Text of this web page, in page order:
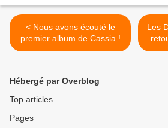
< Nous avons écouté le
premier album de Cassia !
Les
Hébergé par Overblog
Top articles
Pages